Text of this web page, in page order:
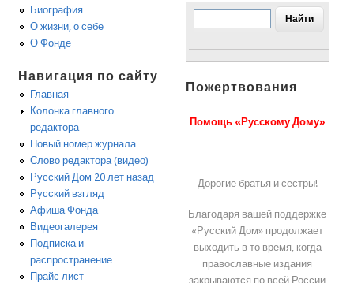
Биография
О жизни, о себе
О Фонде
Навигация по сайту
Главная
Колонка главного
редактора
Новый номер журнала
Слово редактора (видео)
Русский Дом 20 лет назад
Русский взгляд
Афиша Фонда
Видеогалерея
Подписка и
распространение
Прайс лист
Пожертвования
Помощь «Русскому Дому»
Дорогие братья и сестры!
Благодаря вашей поддержке
«Русский Дом» продолжает
выходить в то время, когда
православные издания
закрываются по всей России